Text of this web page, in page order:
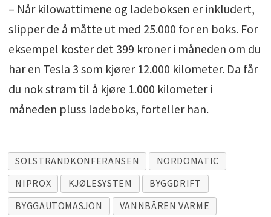
– Når kilowattimene og ladeboksen er inkludert,
slipper de å måtte ut med 25.000 for en boks. For
eksempel koster det 399 kroner i måneden om du
har en Tesla 3 som kjører 12.000 kilometer. Da får
du nok strøm til å kjøre 1.000 kilometer i
måneden pluss ladeboks, forteller han.
SOLSTRANDKONFERANSEN
NORDOMATIC
NIPROX
KJØLESYSTEM
BYGGDRIFT
BYGGAUTOMASJON
VANNBÅREN VARME